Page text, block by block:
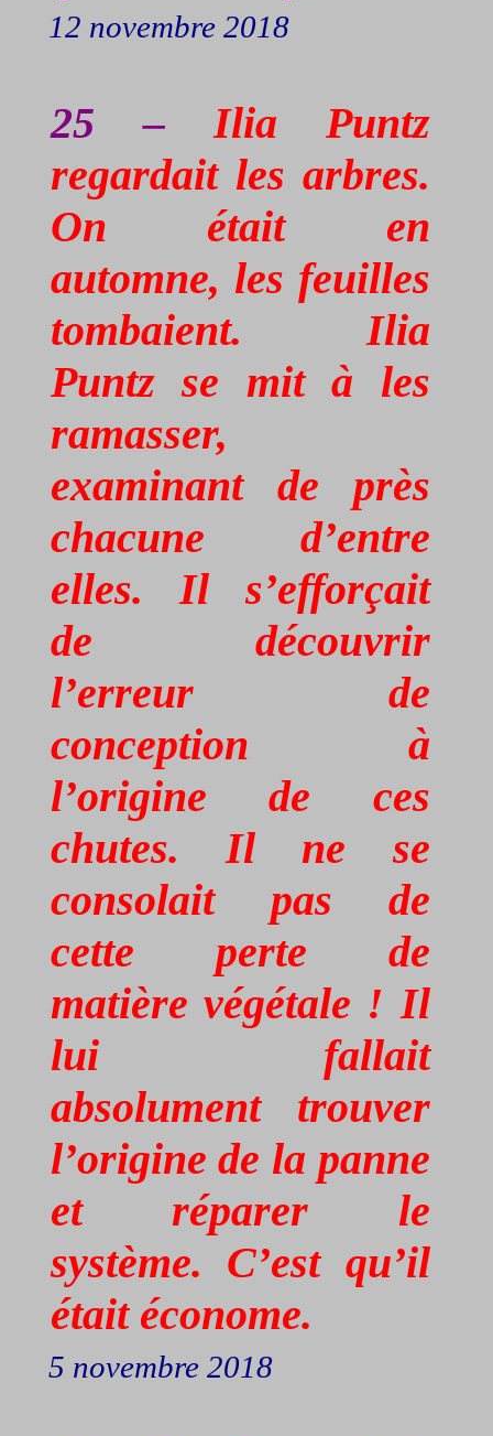
12 novembre 2018
25 – Ilia Puntz
regardait les arbres.
On était en
automne, les feuilles
tombaient. Ilia
Puntzse mit à les
ramasser,
examinant de près
chacune d’entre
elles. Il s’efforçait
de découvrir
l’erreur de
conception à
l’origine de ces
chutes. Il ne se
consolait pas de
cette perte de
matière végétale ! Il
lui fallait
absolument trouver
l’origine de la panne
et réparer le
système. C’est qu’il
était économe.
5 novembre 2018